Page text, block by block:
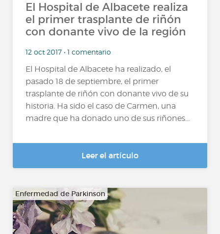
El Hospital de Albacete realiza
el primer trasplante de riñón
con donante vivo de la región
12 oct 2017 • 1 comentario
El Hospital de Albacete ha realizado, el
pasado 18 de septiembre, el primer
trasplante de riñón con donante vivo de su
historia. Ha sido el caso de Carmen, una
madre que ha donado uno de sus riñones...
Leer el artículo
Enfermedad de Parkinson